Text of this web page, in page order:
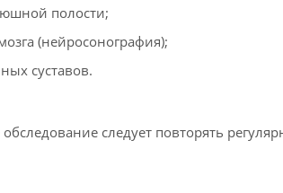
полости;
(нейросонография);
суставов.
следует повторять